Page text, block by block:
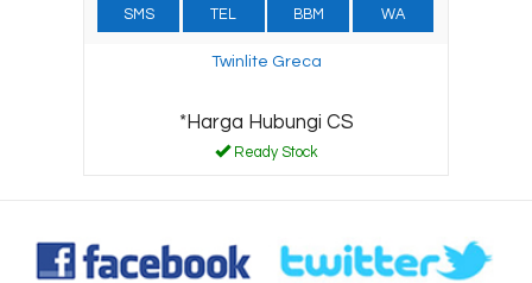
SMS TEL BBM WA
Twinlite Greca
*Harga Hubungi CS
Ready Stock